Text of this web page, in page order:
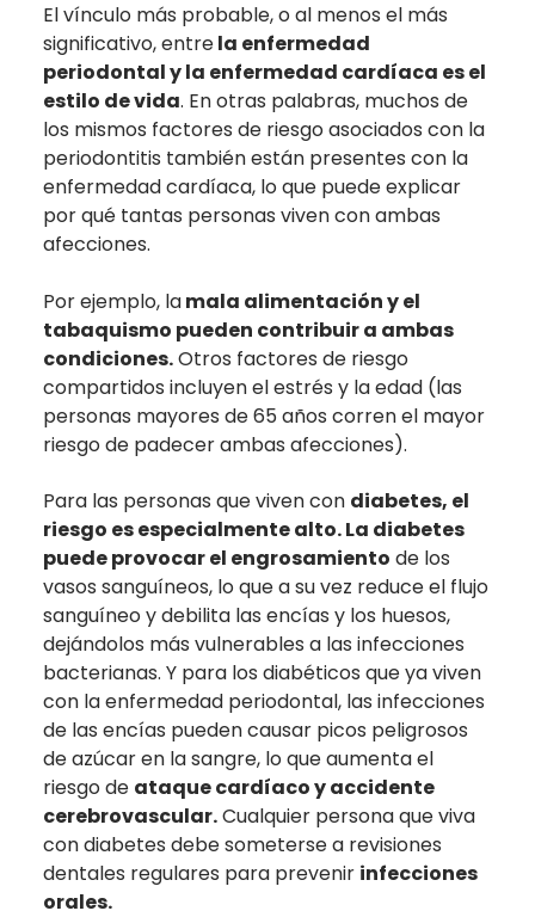
El vínculo más probable, o al menos el más
significativo, entrela enfermedad
periodontal y la enfermedad cardíaca es el
estilo de vida. En otras palabras, muchos de
los mismos factores de riesgo asociados con la
periodontitis también están presentes con la
enfermedad cardíaca, lo que puede explicar
por qué tantas personas viven con ambas
afecciones.
Por ejemplo, lamala alimentación y el
tabaquismo pueden contribuir a ambas
condiciones.Otros factores de riesgo
compartidos incluyen el estrés y la edad (las
personas mayores de 65 años corren el mayor
riesgo de padecer ambas afecciones).
Para las personas que viven con diabetes, el
riesgo es especialmente alto. La diabetes
puede provocar el engrosamiento de los
vasos sanguíneos, lo que a su vez reduce el flujo
sanguíneo y debilita las encías y los huesos,
dejándolos más vulnerables a las infecciones
bacterianas. Y para los diabéticos que ya viven
con la enfermedad periodontal, las infecciones
de las encías pueden causar picos peligrosos
de azúcar en la sangre, lo que aumenta el
riesgo de ataque cardíaco y accidente
cerebrovascular.Cualquier persona que viva
con diabetes debe someterse a revisiones
dentales regulares para prevenir infecciones
orales.